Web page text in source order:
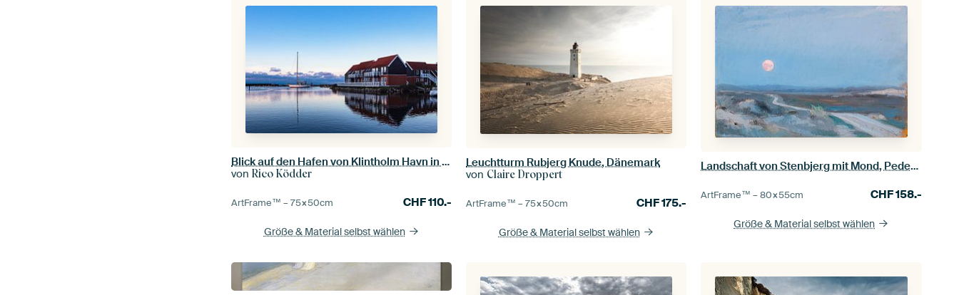
Blick auf den Hafen von Klintholm Havn in Dänemark
vonRico Ködder
ArtFrame™ –75×50cm CHF110.-
Größe & Material selbst wählen
Leuchtturm Rubjerg Knude, Dänemark
von Claire Droppert
ArtFrame™ –75×50cm CHF175.-
Größe & Material selbst wählen
Landschaft von Stenbjerg mit Mond, Peder Severin Krøyer
ArtFrame™ –80×55cm CHF158.-
Größe & Material selbst wählen